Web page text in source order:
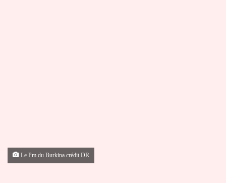
Le Pm du Burkina crédit DR